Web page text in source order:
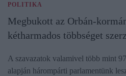
POLITIKA
Megbukott az Orbán-
kétharmados többséget
A szavazatok valamivel több mint
alapján hárompárti parlamentünk